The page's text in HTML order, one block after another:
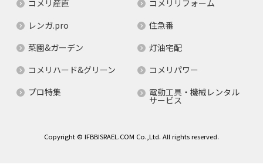
コメリ産直
コメリリフォーム
レンガ.pro
住急番
菜園&ガーデン
灯油宅配
コメリハード&グリーン
コメリパワー
プロ特集
電動工具・機械レンタル
サービス
Copyright © IFBBISRAEL.COM Co.,Ltd. All rights reserved.